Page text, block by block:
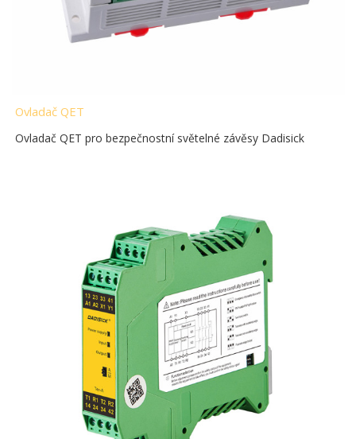
Ovladač QET
Ovladač QET pro bezpečnostní světelné závěsy Dadisick